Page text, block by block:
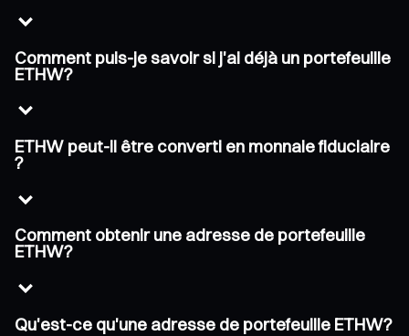
Comment puis-je savoir si j'ai déjà un portefeuille
ETHW?
ETHW peut-il être converti en monnaie fiduciaire
?
Comment obtenir une adresse de portefeuille
ETHW?
Qu'est-ce qu'une adresse de portefeuille ETHW?